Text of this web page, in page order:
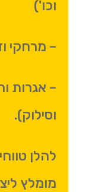
וכו')
– מרחקי
– אגרות
וסילוק).
להלן
מומלץ